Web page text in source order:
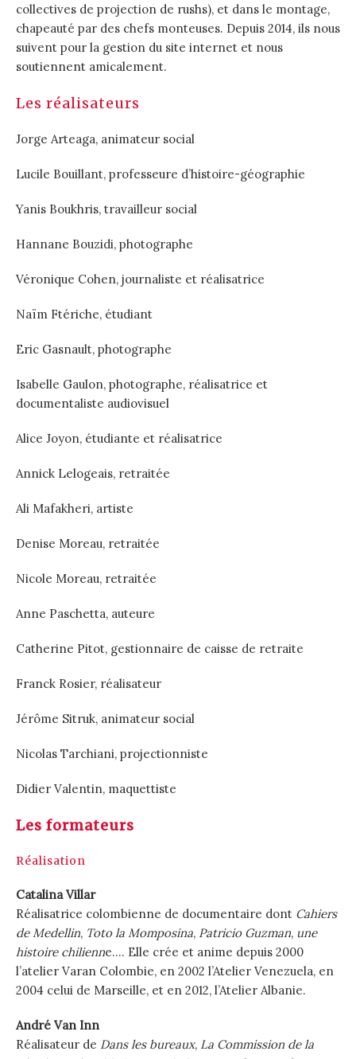
collectives de projection de rushs), et dans le montage,
chapeauté par des chefs monteuses. Depuis 2014, ils nous
suivent pour la gestion du site internet et nous
soutiennent amicalement.
Les réalisateurs
Jorge Arteaga, animateur social
Lucile Bouillant, professeure d’histoire-géographie
Yanis Boukhris, travailleur social
Hannane Bouzidi, photographe
Véronique Cohen, journaliste et réalisatrice
Naïm Ftériche, étudiant
Eric Gasnault, photographe
Isabelle Gaulon, photographe, réalisatrice et
documentaliste audiovisuel
Alice Joyon, étudiante et réalisatrice
Annick Lelogeais, retraitée
Ali Mafakheri, artiste
Denise Moreau, retraitée
Nicole Moreau, retraitée
Anne Paschetta, auteure
Catherine Pitot, gestionnaire de caisse de retraite
Franck Rosier, réalisateur
Jérôme Sitruk, animateur social
Nicolas Tarchiani, projectionniste
Didier Valentin, maquettiste
Les formateurs
Réalisation
Catalina Villar
Réalisatrice colombienne de documentaire dont Cahiers
de Medellin, Toto la Momposina, Patricio Guzman, une
histoire chilienne…. Elle crée et anime depuis 2000
l’atelier Varan Colombie, en 2002 l’Atelier Venezuela, en
2004 celui de Marseille, et en 2012, l’Atelier Albanie.
André Van Inn
Réalisateur de Dans les bureaux, La Commission de la